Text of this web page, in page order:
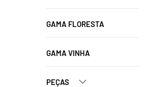
GAMA FLORESTA
GAMA VINHA
PEÇAS